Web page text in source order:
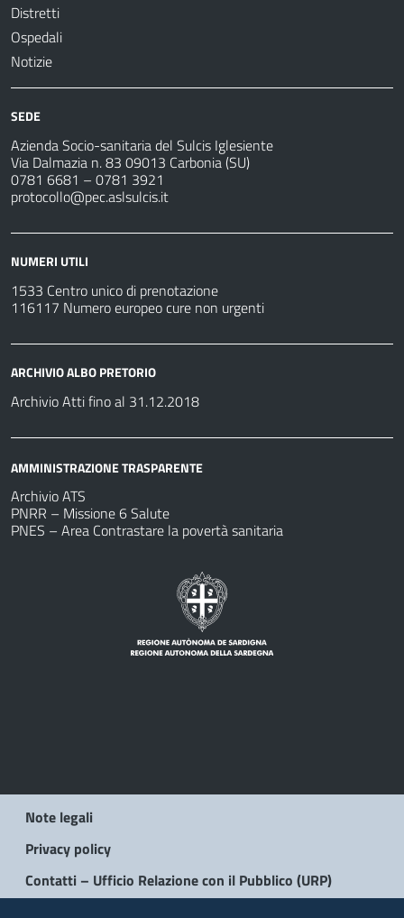
Distretti
Ospedali
Notizie
SEDE
Azienda Socio-sanitaria del Sulcis Iglesiente
Via Dalmazia n. 83 09013 Carbonia (SU)
0781 6681 – 0781 3921
protocollo@pec.aslsulcis.it
NUMERI UTILI
1533 Centro unico di prenotazione
116117 Numero europeo cure non urgenti
ARCHIVIO ALBO PRETORIO
Archivio Atti fino al 31.12.2018
AMMINISTRAZIONE TRASPARENTE
Archivio ATS
PNRR – Missione 6 Salute
PNES – Area Contrastare la povertà sanitaria
Note legali
Privacy policy
Contatti – Ufficio Relazione con il Pubblico (URP)